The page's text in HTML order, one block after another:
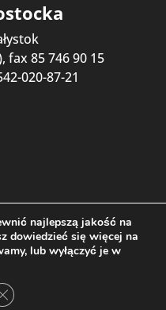
fax 85 746 90 15
020-87-21
Białostocka
najlepszą jakość na
dowiedzieć się więcej na
lub wyłączyć je w
Zamknij panel powiadomień o